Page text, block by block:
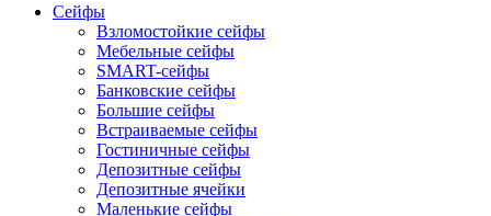
Сейфы
Взломостойкие сейфы
Мебельные сейфы
SMART-сейфы
Банковские сейфы
Большие сейфы
Встраиваемые сейфы
Гостиничные сейфы
Депозитные сейфы
Депозитные ячейки
Маленькие сейфы